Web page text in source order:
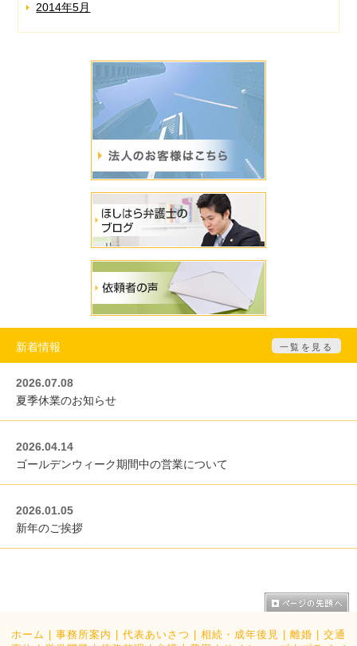
2014年5月
新着情報 一覧を見る
2026.07.08
夏季休業のお知らせ
2026.04.14
ゴールデンウィーク期間中の営業について
2026.01.05
新年のご挨拶
ホーム 事務所案内 代表あいさつ 相続・成年後見 離婚
交通